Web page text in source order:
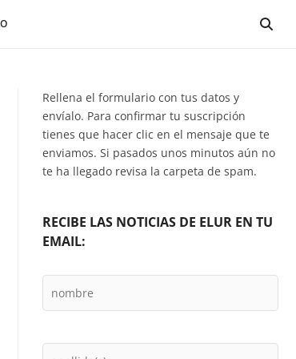
Rellena el formulario con tus datos y
envíalo. Para confirmar tu suscripción
tienes que hacer clic en el mensaje que te
enviamos. Si pasados unos minutos aún no
te ha llegado revisa la carpeta de spam.
RECIBE LAS NOTICIAS DE ELUR EN TU
EMAIL: